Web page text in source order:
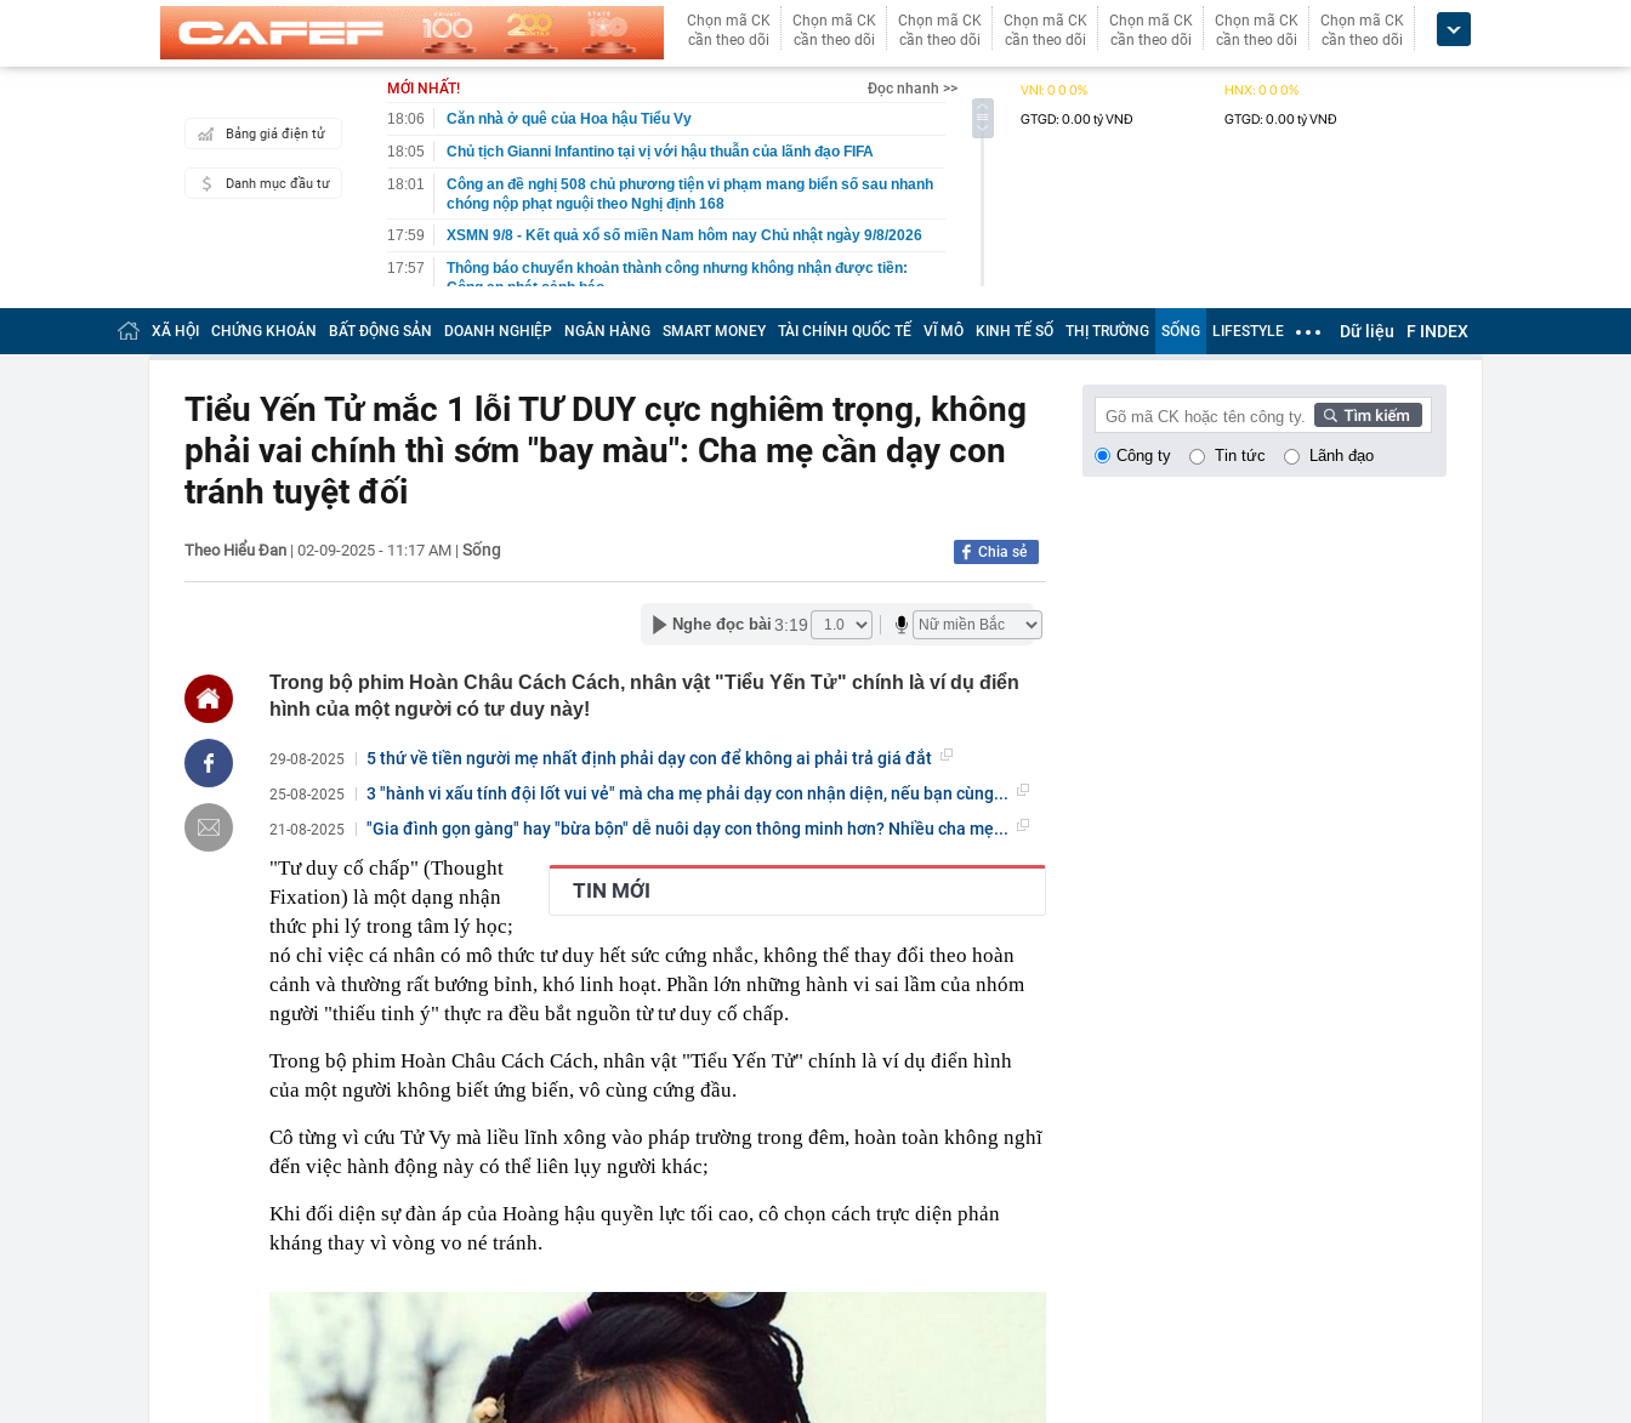
Chọn mã CK
cần theo dõi
Chọn mã CK
cần theo dõi
Chọn mã CK
cần theo dõi
Chọn mã CK
cần theo dõi
Chọn mã CK
cần theo dõi
Chọn mã CK
cần theo dõi
Chọn mã CK
cần theo dõi
Bảng giá điện tử
Danh mục đầu tư
MỚI NHẤT!
Đọc nhanh >>
18:06
Căn nhà ở quê của Hoa hậu Tiểu Vy
18:05
Chủ tịch Gianni Infantino tại vị với hậu thuẫn của lãnh đạo FIFA
18:01
Công an đề nghị 508 chủ phương tiện vi phạm mang biển số sau nhanh
chóng nộp phạt nguội theo Nghị định 168
17:59
XSMN 9/8 - Kết quả xổ số miền Nam hôm nay Chủ nhật ngày 9/8/2026
17:57
Thông báo chuyển khoản thành công nhưng không nhận được tiền:
Công an phát cảnh báo
17:51
Một doanh nghiệp sắp trả 3.000 đồng/cp, lịch sử cổ tức tiền mặt “đều
như vắt tranh”
thải độc
17:39
Thông cáo đặc biệt của Ban Chấp hành Trung ương Đảng Cộng sản
Việt Nam
17:37
“Nữ cơ trưởng đẹp nhất lịch sử hàng không” giờ ra sao?
17:32
17:30
Ngành AI đang "hot"
Thức uống "cà phê trà xanh" đang phủ sóng mạng xã hội Nhật: Vì sao
17:15
TTCP chuyển Bộ Công an thông tin 7 cá nhân giao dịch vàng khoảng
2.084 tỷ đồng
Ái nữ nhà tỷ phú Phạm Nhật Vượng tham gia vào nền "kinh tế bạc" tỷ
USD của Việt Nam
17:07
Vì sao phải điều chỉnh dự án đường sắt Lào Cai - Hà Nội - Hải Phòng?
17:04
Nữ ca sĩ đình đám kể chuyện quá khứ với Bằng Kiều
17:00
Fed khó tăng lãi suất vào tháng 9
XÃ HỘI CHỨNG KHOÁN BẤT ĐỘNG SẢN DOANH NGHIỆP NGÂN HÀNG SMART MONEY TÀI CHÍNH QUỐC TẾ VĨ MÔ KINH TẾ SỐ THỊ TRƯỜNG SỐNG LIFESTYLE Dữ liệu F INDEX
Tiểu Yến Tử mắc 1 lỗi TƯ DUY cực nghiêm trọng, không
phải vai chính thì sớm "bay màu": Cha mẹ cần dạy con
tránh tuyệt đối
Theo Hiểu Đan | 02-09-2025 - 11:17 AM | Sống Chia sẻ
Nghe đọc bài 3:19
Trong bộ phim Hoàn Châu Cách Cách, nhân vật "Tiểu Yến Tử" chính là ví dụ điển
hình của một người có tư duy này!
29-08-2025 5 thứ về tiền người mẹ nhất định phải dạy con để không ai phải trả giá đắt
25-08-2025 3 "hành vi xấu tính đội lốt vui vẻ" mà cha mẹ phải dạy con nhận diện, nếu bạn cùng...
21-08-2025 "Gia đình gọn gàng" hay "bừa bộn" dễ nuôi dạy con thông minh hơn? Nhiều cha mẹ...
TIN MỚI
"Tư duy cố chấp" (Thought
Fixation) là một dạng nhận
thức phi lý trong tâm lý học;
nó chỉ việc cá nhân có mô thức tư duy hết sức cứng nhắc, không thể thay đổi theo hoàn
cảnh và thường rất bướng bỉnh, khó linh hoạt. Phần lớn những hành vi sai lầm của nhóm
người "thiếu tinh ý" thực ra đều bắt nguồn từ tư duy cố chấp.
Trong bộ phim Hoàn Châu Cách Cách, nhân vật "Tiểu Yến Tử" chính là ví dụ điển hình
của một người không biết ứng biến, vô cùng cứng đầu.
Cô từng vì cứu Tử Vy mà liều lĩnh xông vào pháp trường trong đêm, hoàn toàn không nghĩ
đến việc hành động này có thể liên lụy người khác;
Khi đối diện sự đàn áp của Hoàng hậu quyền lực tối cao, cô chọn cách trực diện phản
kháng thay vì vòng vo né tránh.
Công ty Tin tức Lãnh đạo